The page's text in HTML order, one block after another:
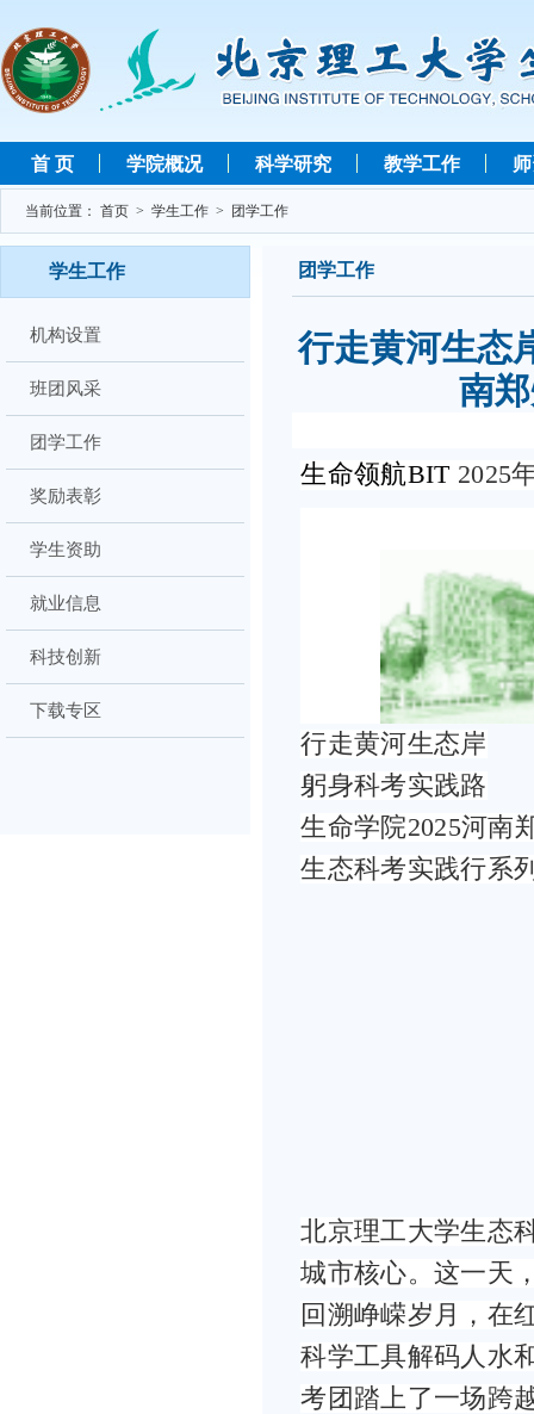
首 页 学院概况 科学研究 教学工作
当前位置： 首页 > 学生工作 > 团学工作
学生工作
机构设置
班团风采
团学工作
奖励表彰
学生资助
就业信息
科技创新
下载专区
团学工作
行走黄河生态
南
生命领航BIT 2025
行走黄河生态岸
躬身科考实践路
生命学院2025河南
生态科考实践行系
北京理工大学生态
城市核心。这一天
回溯峥嵘岁月，在
科学工具解码人水
考团踏上了一场跨